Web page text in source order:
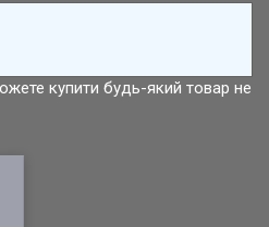
купити будь-який товар не